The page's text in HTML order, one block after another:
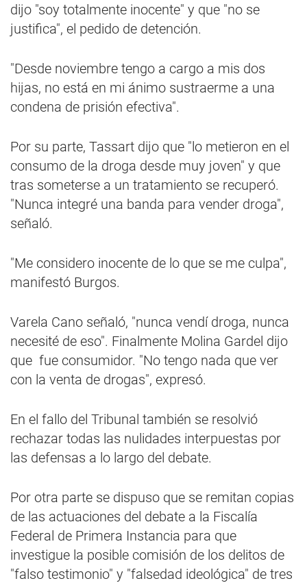
dijo "soy totalmente inocente" y que "no se
justifica", el pedido de detención.
"Desde noviembre tengo a cargo a mis dos
hijas, no está en mi ánimo sustraerme a una
condena de prisión efectiva".
Por su parte, Tassart dijo que "lo metieron en el
consumo de la droga desde muy joven" y que
tras someterse a un tratamiento se recuperó.
"Nunca integré una banda para vender droga",
señaló.
"Me considero inocente de lo que se me culpa",
manifestó Burgos.
Varela Cano señaló, "nunca vendí droga, nunca
necesité de eso". Finalmente Molina Gardel dijo
que fue consumidor. "No tengo nada que ver
con la venta de drogas", expresó.
En el fallo del Tribunal también se resolvió
rechazar todas las nulidades interpuestas por
las defensas a lo largo del debate.
Por otra parte se dispuso que se remitan copias
de las actuaciones del debate a la Fiscalía
Federal de Primera Instancia para que
investigue la posible comisión de los delitos de
"falso testimonio" y "falsedad ideológica" de tres